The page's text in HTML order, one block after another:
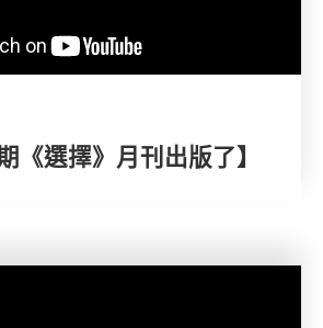
《選擇》月刊出版了】